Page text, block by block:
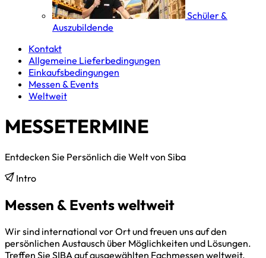
Schüler &
Auszubildende
Kontakt
Allgemeine Lieferbedingungen
Einkaufsbedingungen
Messen & Events
Weltweit
MESSETERMINE
Entdecken Sie Persönlich die Welt von Siba
Intro
Messen & Events weltweit
Wir sind international vor Ort und freuen uns auf den
persönlichen Austausch über Möglichkeiten und Lösungen.
Treffen Sie SIBA auf ausgewählten Fachmessen weltweit,